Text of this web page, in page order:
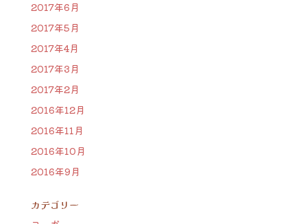
2017年6月
2017年5月
2017年4月
2017年3月
2017年2月
2016年12月
2016年11月
2016年10月
2016年9月
カテゴリー